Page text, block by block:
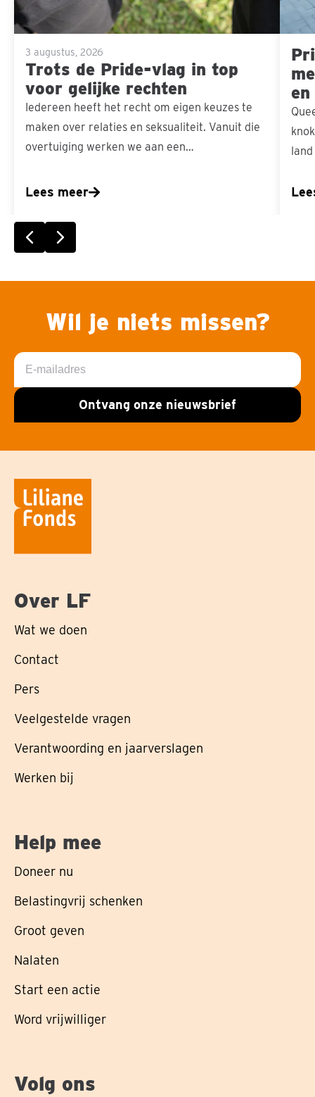
3 augustus, 2026
Trots de Pride-vlag in top
voor gelijke rechten
Iedereen heeft het recht om eigen keuzes te
maken over relaties en seksualiteit. Vanuit die
overtuiging werken we aan een…
Lees meer
voor
gelijke
rechten
en
Vorige slideVolgende slide
Wil je niets missen?
E-
mailadres
Ontvang onze nieuwsbrief
Over LF
Wat we doen
Contact
Pers
Veelgestelde vragen
Verantwoording en jaarverslagen
Werken bij
Help mee
Doneer nu
Belastingvrij schenken
Groot geven
Nalaten
Start een actie
Word vrijwilliger
Volg ons